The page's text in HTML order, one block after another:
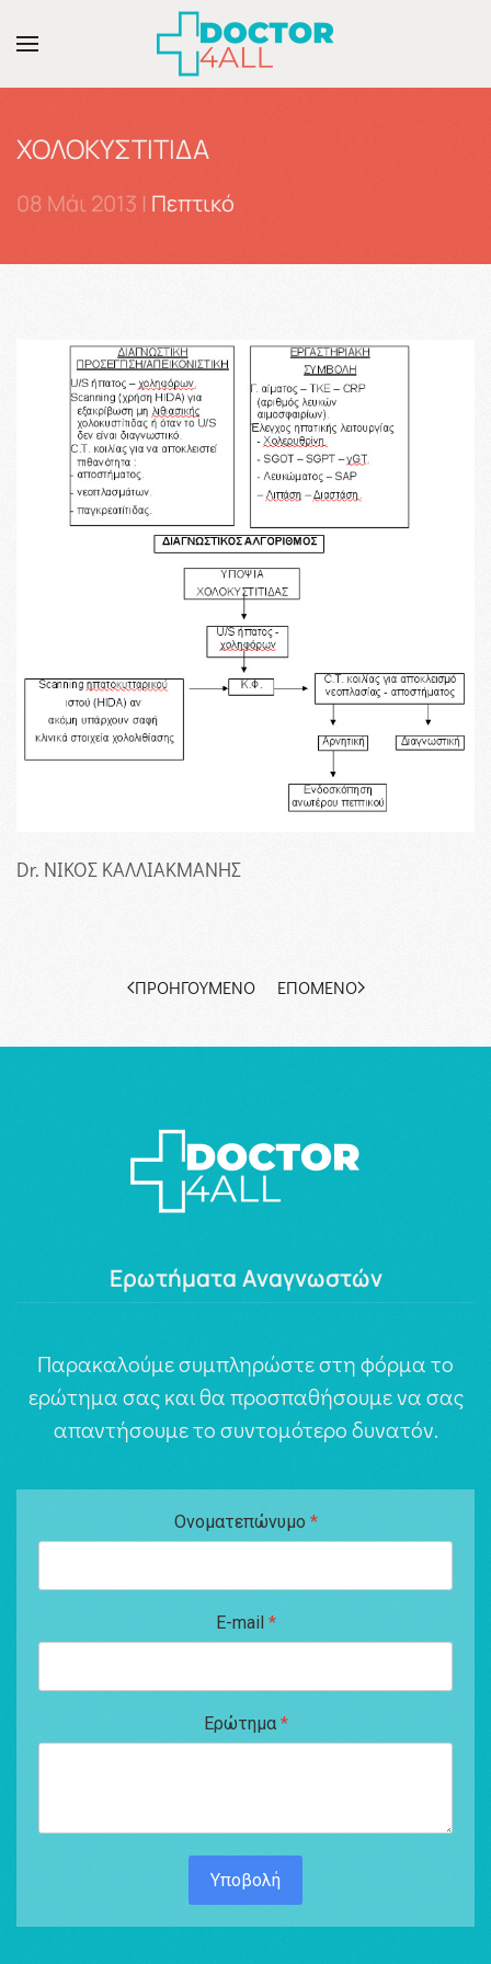
Skip to main content
ΧΟΛΟΚΥΣΤΙΤΙΔΑ
08 Μάι 2013 | Πεπτικό
Dr. ΝΙΚΟΣ ΚΑΛΛΙΑΚΜΑΝΗΣ
ΠΡΟΗΓΟΎΜΕΝΟ ΕΠΌΜΕΝΟ
Ερωτήματα Αναγνωστών
Παρακαλούμε συμπληρώστε στη φόρμα το
ερώτημα σας και θα προσπαθήσουμε να σας
απαντήσουμε το συντομότερο δυνατόν.
Ονοματεπώνυμο *
E-mail *
Ερώτημα *
Υποβολή